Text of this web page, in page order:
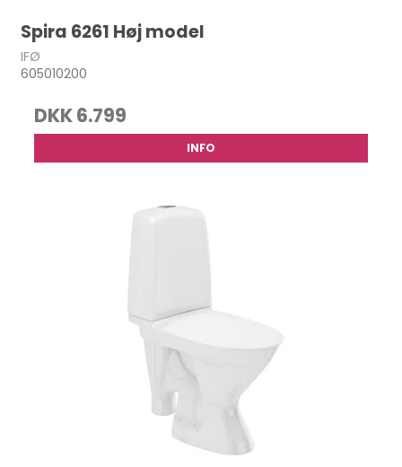
Spira 6261 Høj model
IFØ
605010200
DKK 6.799
INFO